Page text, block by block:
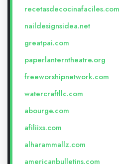
recetasdecocinafaciles.com
naildesignsidea.net
greatpai.com
paperlanterntheatre.org
freeworshipnetwork.com
watercraftllc.com
abourge.com
afiliixs.com
alharammallz.com
americanbulletins.com